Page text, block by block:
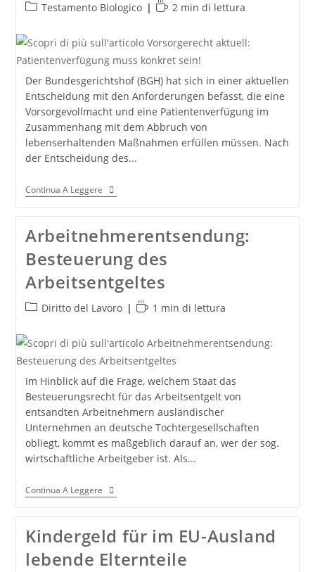
Neuem
Facebook
Categoria
Testamento Biologico
Tempo2 min di lettura
Der Bundesgerichtshof (BGH) hat sich in einer aktuellen
Entscheidung mit den Anforderungen befasst, die eine
Vorsorgevollmacht und eine Patientenverfügung im
Zusammenhang mit dem Abbruch von
lebenserhaltenden Maßnahmen erfüllen müssen. Nach
der Entscheidung des...
Continua A LeggereVorsorgerecht
Aktuell:
Konkret
Sein!
Arbeitnehmerentsendung:
Besteuerung des
Arbeitsentgeltes
Categoria
Diritto del Lavoro
Tempo
lettura:
1 min di lettura
Im Hinblick auf die Frage, welchem Staat das
Besteuerungsrecht für das Arbeitsentgelt von
entsandten Arbeitnehmern ausländischer
Unternehmen an deutsche Tochtergesellschaften
obliegt, kommt es maßgeblich darauf an, wer der sog.
wirtschaftliche Arbeitgeber ist. Als...
Continua A LeggereArbeitnehmerentsendung:
Besteuerung
Kindergeld für im EU-Ausland
lebende Elternteile